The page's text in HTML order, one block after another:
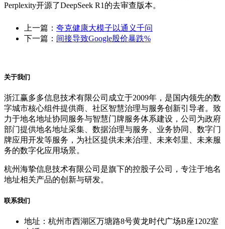
Perplexity开源了DeepSeek R1的去审查版本。
上一篇： 夸克健康大模子以通义千问
下一篇： 间接导致Google股价暴跌%
关于我们
浙江赢多多信息技术有限公司成立于2009年，是国内领先的数
字城市核心组件提供商、社区智慧治理与服务创新引导者。致
力于地名地址协同服务与智慧门牌服务体系建设，公司为政府
部门提供地名地址采集、数据治理与服务、业务协同、数字门
牌应用开发等服务，为社区提供未来治理、未来邻里、未来服
务的数字化应用场景。
杭州海挚信息技术有限公司是旗下的控股子公司，专注于地名
地址相关产品的创新与研发。
联系我们
地址：杭州市西湖区万塘路8号黄龙时代广场B座1202室